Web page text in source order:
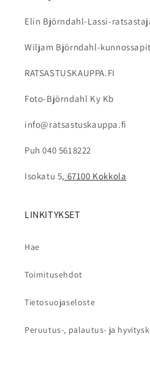
Elin Björndahl-Lassi-
Wiljam Björndahl-
RATSASTUSKAUPPA.FI
Foto-Björndahl Ky Kb
info@ratsastuskauppa.fi
Puh 040 5618222
Isokatu 5, 67100 Kokkola
LINKITYKSET
Hae
Toimitusehdot
Tietosuojaseloste
Peruutus-, palautus- ja